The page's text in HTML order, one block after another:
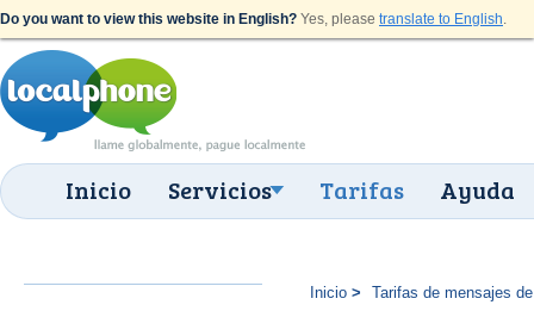
Do you want to view this website in English? Yes, please translate to English.
Inicio Servicios Tarifas Ayuda
Inicio Tarifas de mensajes